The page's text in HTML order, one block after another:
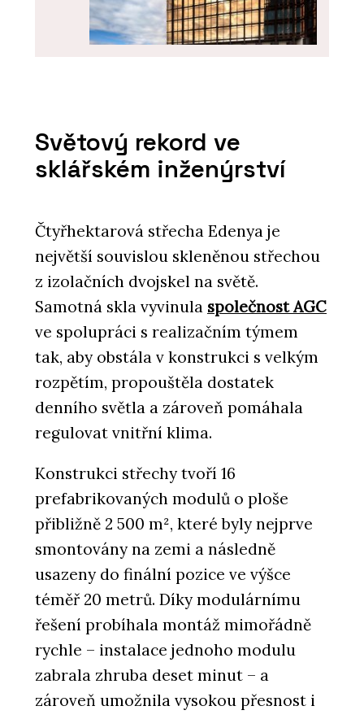
Coating on Demand - AGC Glass
Europe
ČLÁNKY
Seznamte se s polskými mrakodrapy
ve Varšavě. Komplex HUB je
multifunkční, UNIT má dračí kůži
PRODUKTY
Skla s protislunečním povlakem
Energy a Stopray - AGC Glass Europe
Světový rekord ve
sklářském inženýrství
Čtyřhektarová střecha Edenya je
největší souvislou skleněnou střechou
z izolačních dvojskel na světě.
Samotná skla vyvinula společnost AGC
ve spolupráci s realizačním týmem
tak, aby obstála v konstrukci s velkým
rozpětím, propouštěla dostatek
denního světla a zároveň pomáhala
regulovat vnitřní klima.
Konstrukci střechy tvoří 16
prefabrikovaných modulů o ploše
přibližně 2 500 m², které byly nejprve
smontovány na zemi a následně
usazeny do finální pozice ve výšce
téměř 20 metrů. Díky modulárnímu
řešení probíhala montáž mimořádně
rychle – instalace jednoho modulu
zabrala zhruba deset minut – a
zároveň umožnila vysokou přesnost i